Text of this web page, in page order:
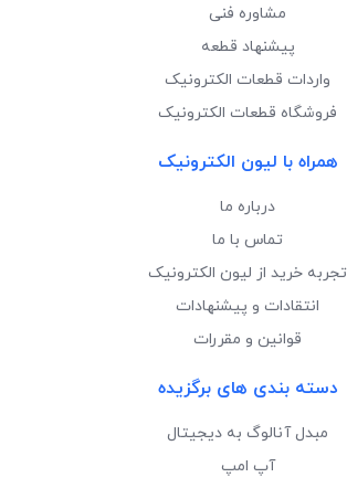
مشاوره فنی
پیشنهاد قطعه
واردات قطعات الکترونیک
فروشگاه قطعات الکترونیک
همراه با لیون الکترونیک
درباره ما
تماس با ما
تجربه خرید از لیون الکترونیک
انتقادات و پیشنهادات
قوانین و مقررات
دسته بندی های برگزیده
مبدل آنالوگ به دیجیتال
آپ امپ